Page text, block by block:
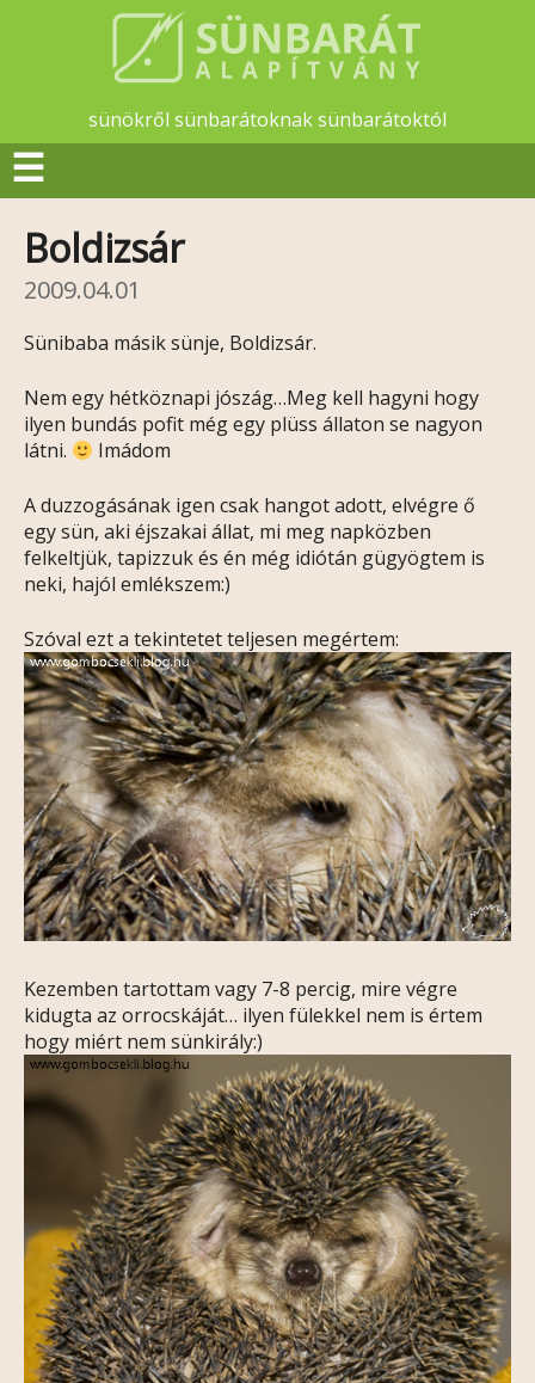
sünökről sünbarátoknak sünbarátoktól
☰
Boldizsár
2009.04.01
Sünibaba másik sünje, Boldizsár.
Nem egy hétköznapi jószág…Meg kell hagyni hogy
ilyen bundás pofit még egy plüss állaton se nagyon
látni.
Imádom
A duzzogásának igen csak hangot adott, elvégre ő
egy sün, aki éjszakai állat, mi meg napközben
felkeltjük, tapizzuk és én még idiótán gügyögtem is
neki, hajól emlékszem:)
Szóval ezt a tekintetet teljesen megértem:
Kezemben tartottam vagy 7-8 percig, mire végre
kidugta az orrocskáját… ilyen fülekkel nem is értem
hogy miért nem sünkirály:)